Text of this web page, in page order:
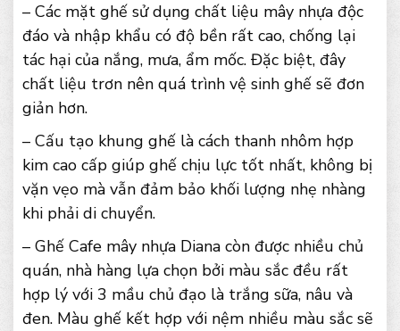
– Các mặt ghế sử dụng chất liệu mây nhựa độc
đáo và nhập khẩu có độ bền rất cao, chống lại
tác hại của nắng, mưa, ẩm mốc. Đặc biệt, đây
chất liệu trơn nên quá trình vệ sinh ghế sẽ đơn
giản hơn.
– Cấu tạo khung ghế là cách thanh nhôm hợp
kim cao cấp giúp ghế chịu lực tốt nhất, không bị
vặn vẹo mà vẫn đảm bảo khối lượng nhẹ nhàng
khi phải di chuyển.
– Ghế Cafe mây nhựa Diana còn được nhiều chủ
quán, nhà hàng lựa chọn bởi màu sắc đều rất
hợp lý với 3 mầu chủ đạo là trắng sữa, nâu và
đen. Màu ghế kết hợp với nệm nhiều màu sắc sẽ